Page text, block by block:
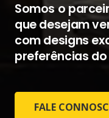
Somos o
que desejam
com designs
preferências
FALE